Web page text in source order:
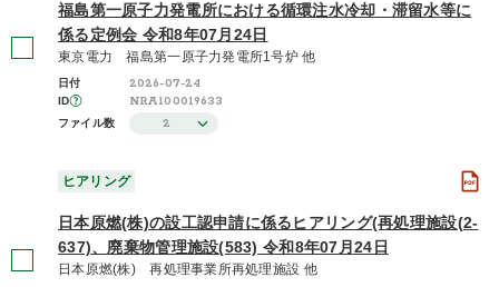
福島第一原子力発電所における循環注水冷却・滞留水等に
係る定例会 令和8年07月24日
東京電力 福島第一原子力発電所1号炉 他
日付 2026-07-24
ID NRA100019633
ファイル数 2
ヒアリング
日本原燃(株)の設工認申請に係るヒアリング(再処理施設(2-
637)、廃棄物管理施設(583) 令和8年07月24日
日本原燃(株) 再処理事業所再処理施設 他